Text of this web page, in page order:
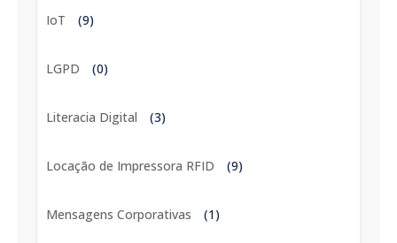
IoT (9)
LGPD (0)
Literacia Digital (3)
Locação de Impressora RFID (9)
Mensagens Corporativas (1)